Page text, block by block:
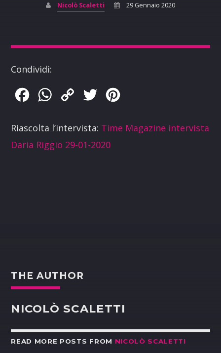
Nicolò Scaletti 29 Gennaio 2020
Condividi:
FacebookWhatsApp
Copy
Twitter
Riascolta l’intervista: Time Magazine intervista
Daria Riggio 29-01-2020
THE AUTHOR
NICOLÒ SCALETTI
READ MORE POSTS FROM NICOLÒ SCALETTI